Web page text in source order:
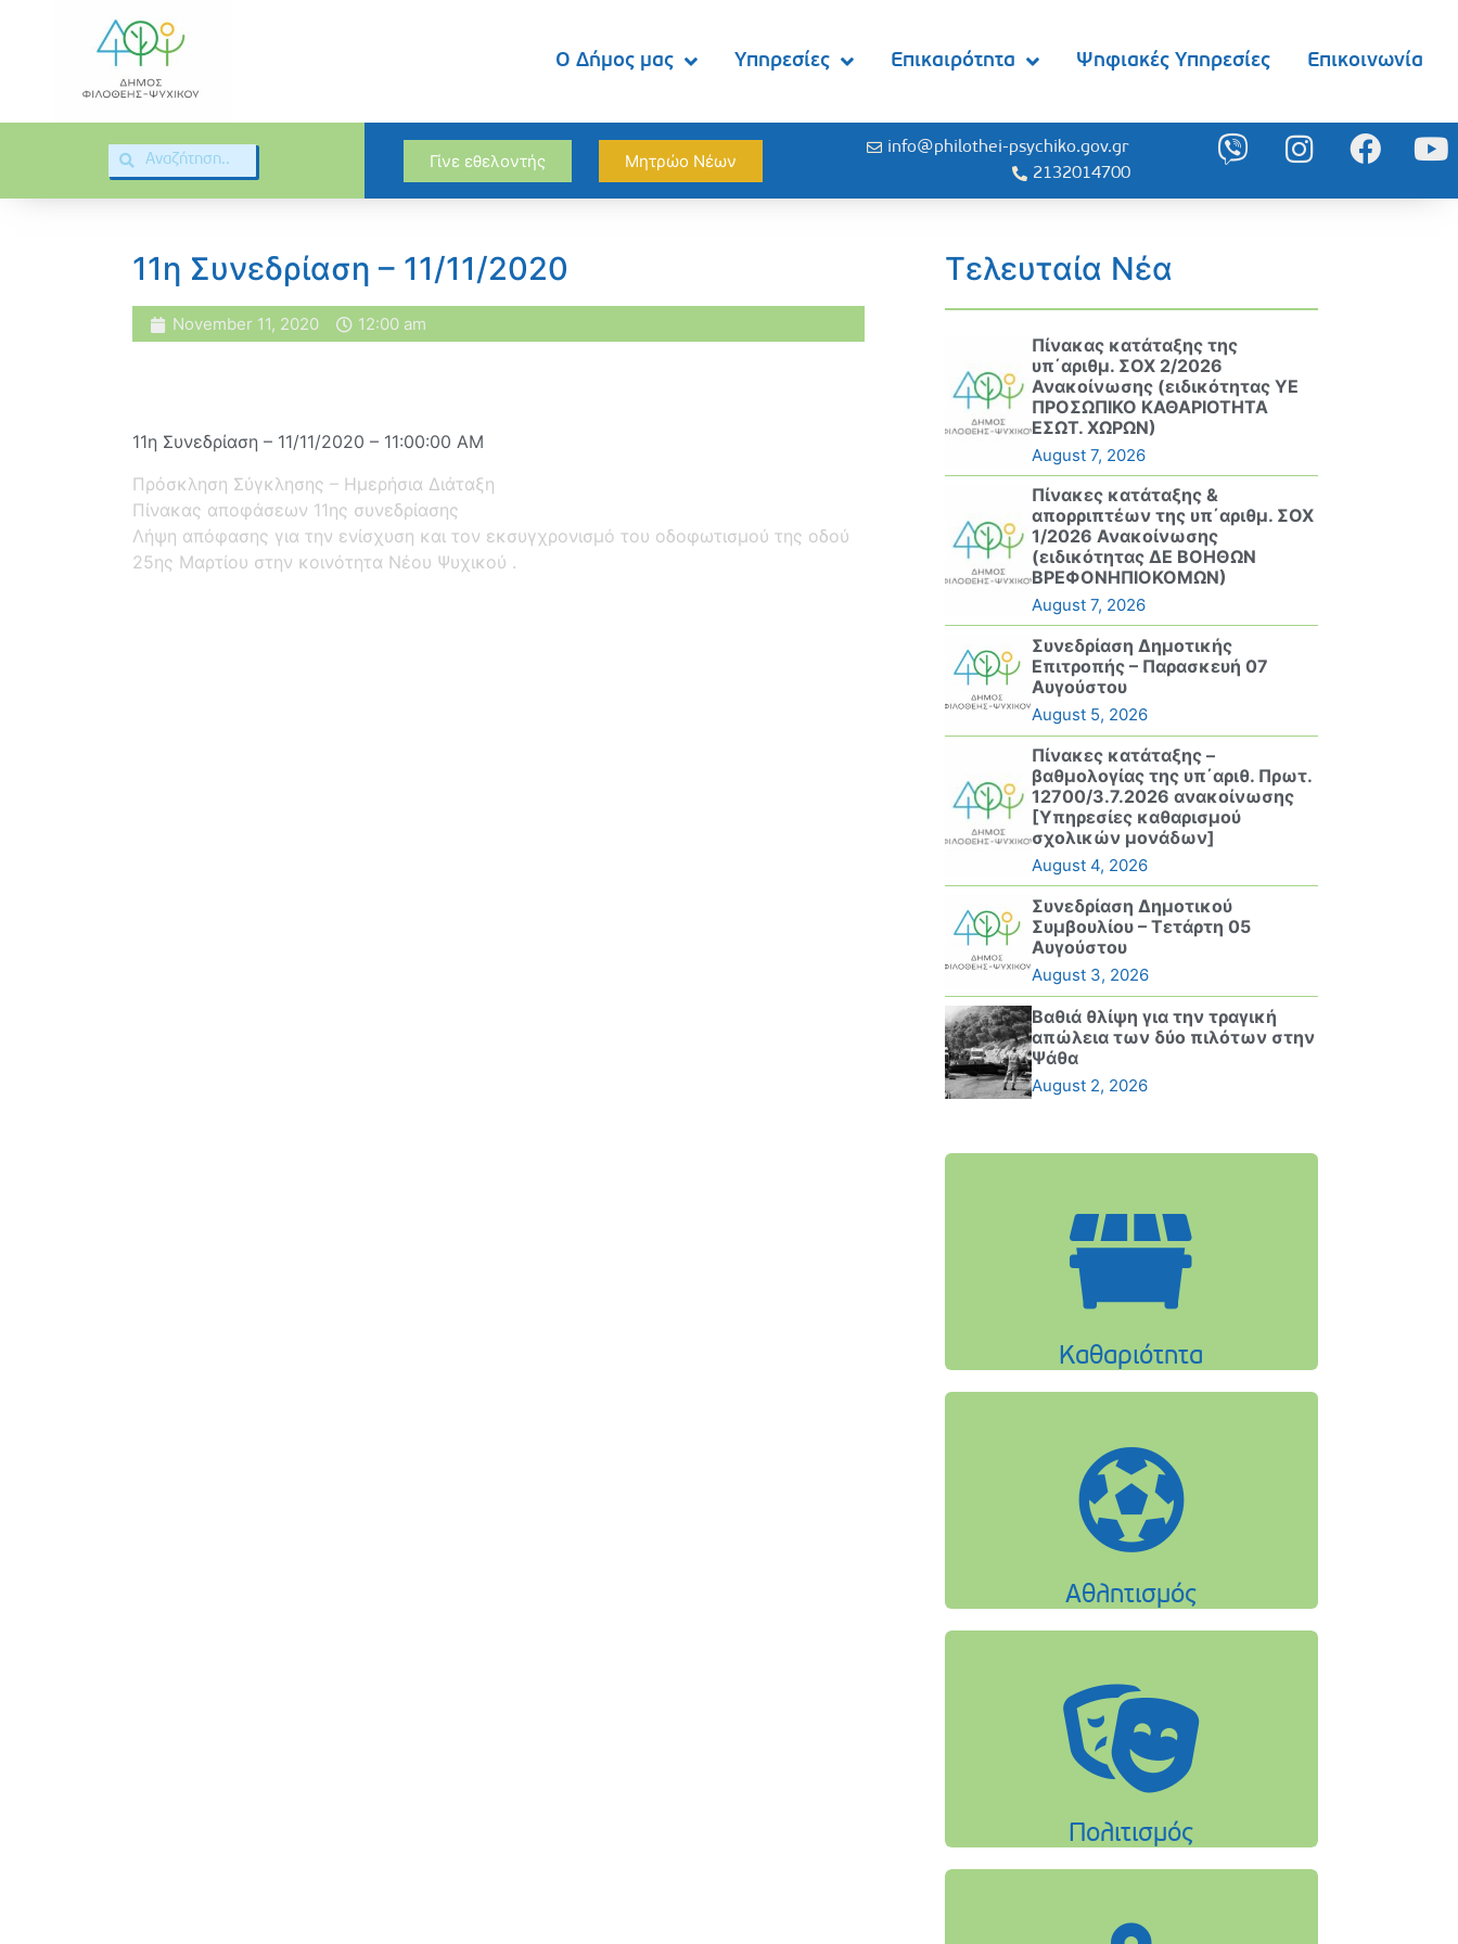
Ο Δήμος μας Υπηρεσίες Επικαιρότητα Ψηφιακές Υπηρεσίες Επικοινωνία
Γίνε εθελοντής Μητρώο Νέων
info@philothei-psychiko.gov.gr
2132014700
11η Συνεδρίαση – 11/11/2020
November 11, 2020 12:00 am
11η Συνεδρίαση – 11/11/2020 – 11:00:00 AM
Πρόσκληση Σύγκλησης – Ημερήσια Διάταξη
Πίνακας αποφάσεων 11ης συνεδρίασης
Λήψη απόφασης για την ενίσχυση και τον εκσυγχρονισμό του οδοφωτισμού της οδού
25ης Μαρτίου στην κοινότητα Νέου Ψυχικού .
Τελευταία Νέα
Πίνακας κατάταξης της
υπ΄αριθμ. ΣΟΧ 2/2026
Ανακοίνωσης (ειδικότητας ΥΕ
ΠΡΟΣΩΠΙΚΟ ΚΑΘΑΡΙΟΤΗΤΑ
ΕΣΩΤ. ΧΩΡΩΝ)
August 7, 2026
Πίνακες κατάταξης &
απορριπτέων της υπ΄αριθμ. ΣΟΧ
1/2026 Ανακοίνωσης
(ειδικότητας ΔΕ ΒΟΗΘΩΝ
ΒΡΕΦΟΝΗΠΙΟΚΟΜΩΝ)
August 7, 2026
Συνεδρίαση Δημοτικής
Επιτροπής – Παρασκευή 07
Αυγούστου
August 5, 2026
Πίνακες κατάταξης –
βαθμολογίας της υπ΄αριθ. Πρωτ.
12700/3.7.2026 ανακοίνωσης
[Υπηρεσίες καθαρισμού
σχολικών μονάδων]
August 4, 2026
Συνεδρίαση Δημοτικού
Συμβουλίου – Τετάρτη 05
Αυγούστου
August 3, 2026
Βαθιά θλίψη για την τραγική
απώλεια των δύο πιλότων στην
Ψάθα
August 2, 2026